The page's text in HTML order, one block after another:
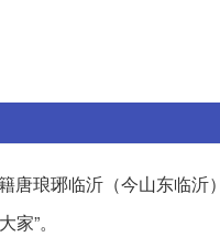
唐琅琊临沂（今山东临沂
”。